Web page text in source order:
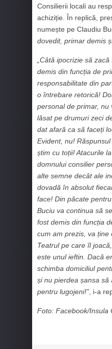
Consilierii locali au
achiziție. În replică,
numește pe Claudiu
dovedit, primar demis
„Câtă ipocrizie să
demis din funcția de
responsabilitate din
o întrebare retorică!
personal de primar, nu
lăsat pe drumuri zeci
dat afară ca să faceți
Evident, nu!
știm cu toții! Atacurile
domnului consilier
alte semne decât ale
dovadă în absolut
face! Din păcate
Buciu va continua să
fost demis din funcția
cum am prezis, va ține
Teatrul pe care îl
este unul ieftin. Dacă
schimba domiciliul
și nu pierdea șansa
pentru lugojeni!” , i-a
Foto: Facebook/Insula